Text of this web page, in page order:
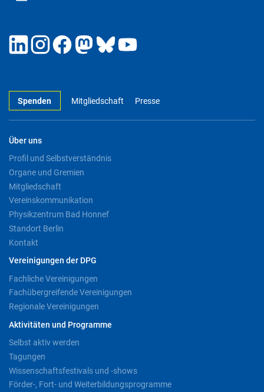
Spenden Mitgliedschaft Presse
Über uns
Profil und Selbstverständnis
Organe und Gremien
Mitgliedschaft
Vereinskommunikation
Physikzentrum Bad Honnef
Standort Berlin
Kontakt
Vereinigungen der DPG
Fachliche Vereinigungen
Fachübergreifende Vereinigungen
Regionale Vereinigungen
Aktivitäten und Programme
Selbst aktiv werden
Tagungen
Wissenschaftsfestivals und -shows
Förder-, Fort- und Weiterbildungsprogramme